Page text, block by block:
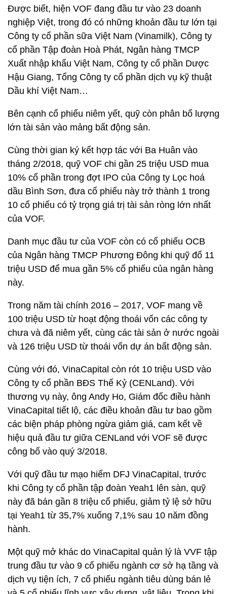
Được biết, hiện VOF đang đầu tư vào 23 doanh
nghiệp Việt, trong đó có những khoản đầu tư lớn tại
Công ty cổ phần sữa Việt Nam (Vinamilk), Công ty
cổ phần Tập đoàn Hoà Phát, Ngân hàng TMCP
Xuất nhập khẩu Việt Nam, Công ty cổ phần Dược
Hậu Giang, Tổng Công ty cổ phần dịch vụ kỹ thuật
Dầu khí Việt Nam…
Bên cạnh cổ phiếu niêm yết, quỹ còn phân bổ lượng
lớn tài sản vào mảng bất động sản.
Cùng thời gian ký kết hợp tác với Ba Huân vào
tháng 2/2018, quỹ VOF chi gần 25 triệu USD mua
10% cổ phần trong đợt IPO của Công ty Lọc hoá
dầu Bình Sơn, đưa cổ phiếu này trở thành 1 trong
10 cổ phiếu có tỷ trọng giá trị tài sản ròng lớn nhất
của VOF.
Danh mục đầu tư của VOF còn có cổ phiếu OCB
của Ngân hàng TMCP Phương Đông khi quỹ đổ 11
triệu USD để mua gần 5% cổ phiếu của ngân hàng
này.
Trong năm tài chính 2016 – 2017, VOF mang về
100 triệu USD từ hoạt động thoái vốn các công ty
chưa và đã niêm yết, cùng các tài sản ở nước ngoài
và 126 triệu USD từ thoái vốn dự án bất động sản.
Cùng với đó, VinaCapital còn rót 10 triệu USD vào
Công ty cổ phần BĐS Thế Kỷ (CENLand). Với
thương vụ này, ông Andy Ho, Giám đốc điều hành
VinaCapital tiết lộ, các điều khoản đầu tư bao gồm
các biện pháp phòng ngừa giảm giá, cam kết về
hiệu quả đầu tư giữa CENLand với VOF sẽ được
công bố vào quý 3/2018.
Với quỹ đầu tư mạo hiểm DFJ VinaCapital, trước
khi Công ty cổ phần tập đoàn Yeah1 lên sàn, quỹ
này đã bán gần 8 triệu cổ phiếu, giảm tỷ lệ sở hữu
tại Yeah1 từ 35,7% xuống 7,1% sau 10 năm đồng
hành.
Một quỹ mở khác do VinaCapital quản lý là VVF tập
trung đầu tư vào 9 cổ phiếu ngành cơ sở hạ tầng và
dịch vụ tiện ích, 7 cổ phiếu ngành tiêu dùng bán lẻ